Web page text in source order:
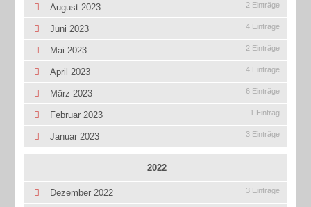
August 2023 2 Einträge
Juni 2023 4 Einträge
Mai 2023 2 Einträge
April 2023 4 Einträge
März 2023 6 Einträge
Februar 2023 1 Eintrag
Januar 2023 3 Einträge
2022
Dezember 2022 3 Einträge